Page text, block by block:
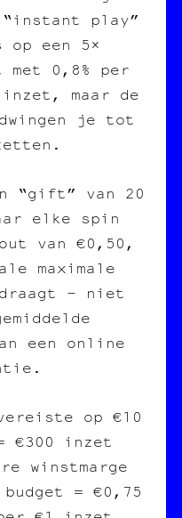
play”
een 5×
0,8% per
maar de
dwingen je tot
“gift” van 20
elke spin
van €0,50,
maximale
– niet
een online
op €10
€300 inzet
winstmarge
= €0,75